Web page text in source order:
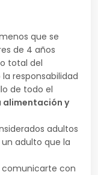
que se
de 4 años
total del
responsabilidad
de todo el
alimentación y
adultos
adulto que la
comunicarte con